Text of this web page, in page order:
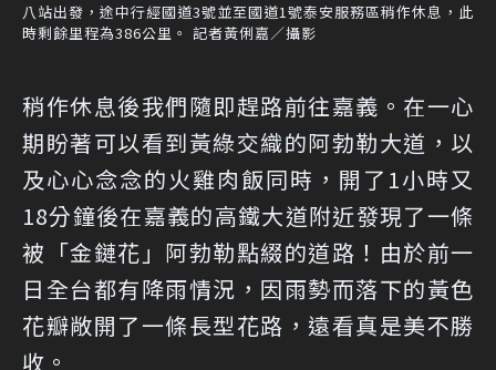
八站出發，途中行經國道3號並至國道1號泰安服務區稍作休息，此
時剩餘里程為386公里。 記者黃俐嘉／攝影
稍作休息後我們隨即趕路前往嘉義。在一心
期盼著可以看到黃綠交織的阿勃勒大道，以
及心心念念的火雞肉飯同時，開了1小時又
18分鐘後在嘉義的高鐵大道附近發現了一條
被「金鏈花」阿勃勒點綴的道路！由於前一
日全台都有降雨情況，因雨勢而落下的黃色
花瓣敞開了一條長型花路，遠看真是美不勝
收。